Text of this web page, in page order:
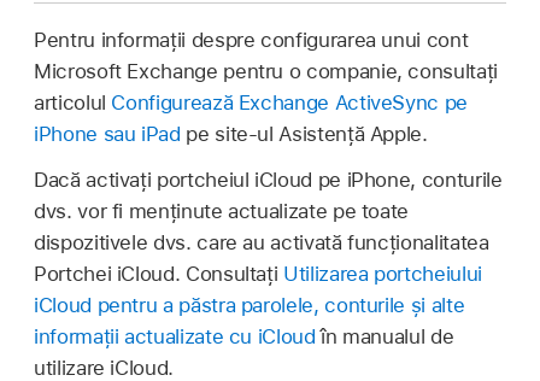
Pentru informații despre configurarea unui cont
Microsoft Exchange pentru o companie, consultați
articolul Configurează Exchange ActiveSync pe
iPhone sau iPad pe site-ul Asistență Apple.
Dacă activați portcheiul iCloud pe iPhone, conturile
dvs. vor fi menținute actualizate pe toate
dispozitivele dvs. care au activată funcționalitatea
Portchei iCloud. Consultați Utilizarea portcheiului
iCloud pentru a păstra parolele, conturile și alte
informații actualizate cu iCloud în manualul de
utilizare iCloud.